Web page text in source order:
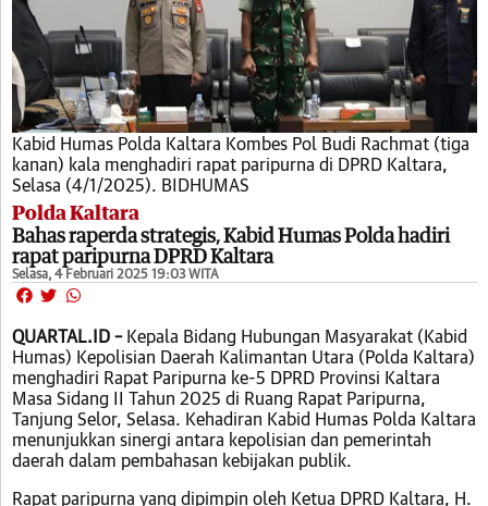
Kabid Humas Polda Kaltara Kombes Pol Budi Rachmat (tiga
kanan) kala menghadiri rapat paripurna di DPRD Kaltara,
Selasa (4/1/2025). BIDHUMAS
Polda Kaltara
Bahas raperda strategis, Kabid Humas Polda hadiri
rapat paripurna DPRD Kaltara
Selasa, 4 Februari 2025 19:03 WITA
QUARTAL.ID –Kepala Bidang Hubungan Masyarakat (Kabid
Humas) Kepolisian Daerah Kalimantan Utara (Polda Kaltara)
menghadiri Rapat Paripurna ke-5 DPRD Provinsi Kaltara
Masa Sidang II Tahun 2025 di Ruang Rapat Paripurna,
Tanjung Selor, Selasa. Kehadiran Kabid Humas Polda Kaltara
menunjukkan sinergi antara kepolisian dan pemerintah
daerah dalam pembahasan kebijakan publik.
Rapat paripurna yang dipimpin oleh Ketua DPRD Kaltara, H.